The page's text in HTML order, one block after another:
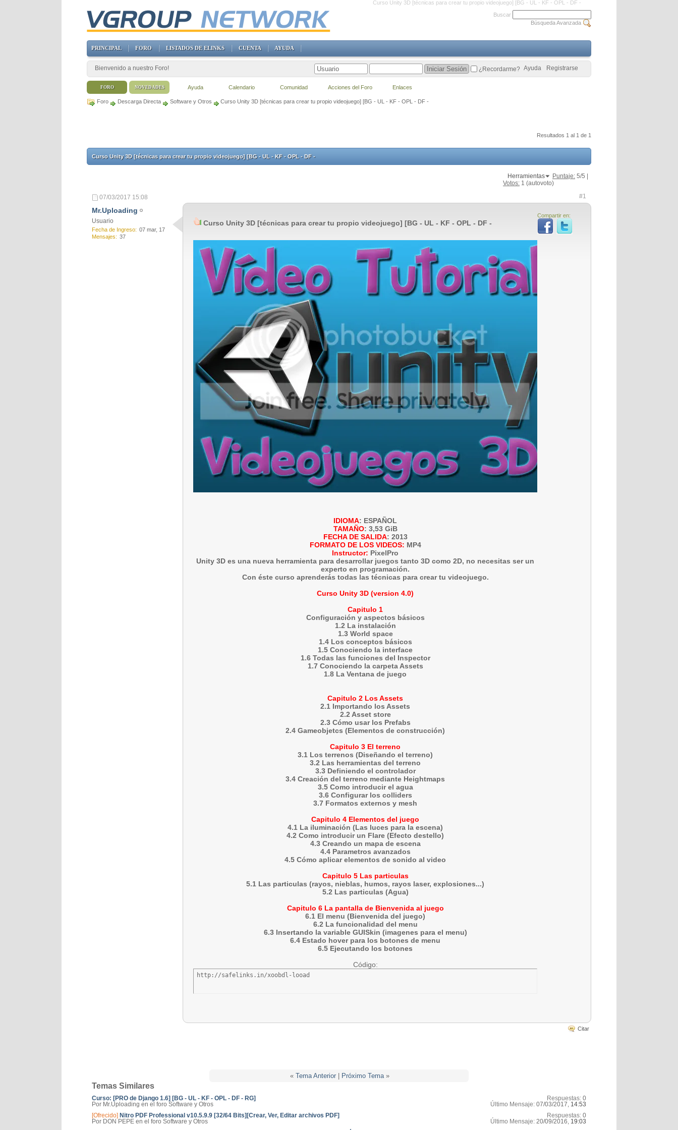
Curso Unity 3D [técnicas para crear tu propio videojuego] [BG - UL - KF - OPL - DF -
Foro Descarga Directa Software y Otros Curso Unity 3D [técnicas para crear tu propio videojuego] [BG - UL - KF - OPL - DF -
Resultados 1 al 1 de 1
Curso Unity 3D [técnicas para crear tu propio videojuego] [BG - UL - KF - OPL - DF -
Herramientas Puntaje: 5/5 |
Votos: 1 (autovoto)
07/03/2017 15:08 #1
Mr.Uploading
Usuario
Fecha de Ingreso
07 mar, 17
Mensajes
37
Compartir en:
Curso Unity 3D [técnicas para crear tu propio videojuego] [BG - UL - KF - OPL - DF -
IDIOMA: ESPAÑOL
TAMAÑO: 3,53 GiB
FECHA DE SALIDA: 2013
FORMATO DE LOS VIDEOS: MP4
Instructor: PixelPro
Unity 3D es una nueva herramienta para desarrollar juegos tanto 3D como 2D, no necesitas ser un
experto en programación.
Con éste curso aprenderás todas las técnicas para crear tu videojuego.
Curso Unity 3D (version 4.0)
Capitulo 1
Configuración y aspectos básicos
1.2 La instalación
1.3 World space
1.4 Los conceptos básicos
1.5 Conociendo la interface
1.6 Todas las funciones del Inspector
1.7 Conociendo la carpeta Assets
1.8 La Ventana de juego
Capitulo 2 Los Assets
2.1 Importando los Assets
2.2 Asset store
2.3 Cómo usar los Prefabs
2.4 Gameobjetcs (Elementos de construcción)
Capitulo 3 El terreno
3.1 Los terrenos (Diseñando el terreno)
3.2 Las herramientas del terreno
3.3 Definiendo el controlador
3.4 Creación del terreno mediante Heightmaps
3.5 Como introducir el agua
3.6 Configurar los colliders
3.7 Formatos externos y mesh
Capitulo 4 Elementos del juego
4.1 La iluminación (Las luces para la escena)
4.2 Como introducir un Flare (Efecto destello)
4.3 Creando un mapa de escena
4.4 Parametros avanzados
4.5 Cómo aplicar elementos de sonido al video
Capitulo 5 Las particulas
5.1 Las particulas (rayos, nieblas, humos, rayos laser, explosiones...)
5.2 Las particulas (Agua)
Capitulo 6 La pantalla de Bienvenida al juego
6.1 El menu (Bienvenida del juego)
6.2 La funcionalidad del menu
6.3 Insertando la variable GUISkin (imagenes para el menu)
6.4 Estado hover para los botones de menu
6.5 Ejecutando los botones
Código:
http://safelinks.in/xoobdl-looad
Citar
« Tema Anterior| Próximo Tema »
Temas Similares
Curso: [PRO de Django 1.6] [BG - UL - KF - OPL - DF - RG]
Por Mr.Uploading en el foro Software y Otros
Respuestas: 0
Último Mensaje: 07/03/2017, 14:53
[Ofrecido] Nitro PDF Professional v10.5.9.9 [32/64 Bits][Crear, Ver, Editar archivos PDF]
Por DON PEPE en el foro Software y Otros
Respuestas: 0
Último Mensaje: 20/09/2016, 19:03
Buscar
Búsqueda Avanzada
PRINCIPAL FORO LISTADOS DE ELINKS CUENTA AYUDA
Bienvenido a nuestro Foro! Registrarse
Ayuda
¿Recordarme?
FORO Ayuda Calendario Comunidad Acciones del Foro Enlaces
NOVEDADES